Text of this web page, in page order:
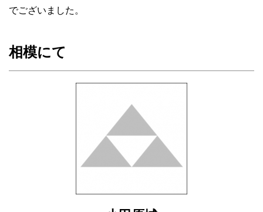
でございました。
相模にて